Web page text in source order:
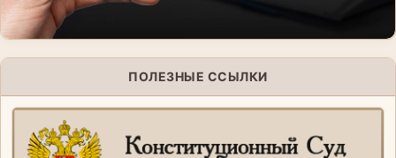
ПОЛЕЗНЫЕ ССЫЛКИ